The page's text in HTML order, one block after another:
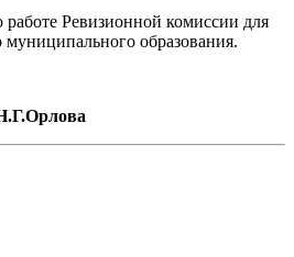
работе Ревизионной комиссии для
образования.